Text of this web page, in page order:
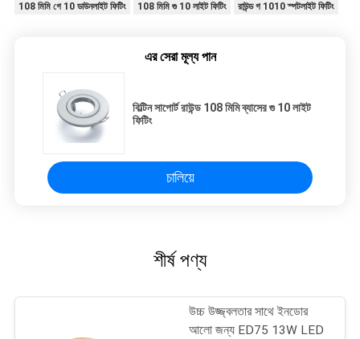
108 মিমি গে 10 ডাউনলাইট ফিটিং 108 মিমি গু 10 লাইট ফিটিং রাউন্ড গ 1010 স্পটলাইট ফিটিং
এর সেরা মূল্য পান
বিল্টিন সাপোর্ট রাউন্ড 108 মিমি ব্যাসের গু 10 লাইট
ফিটিং
চালিয়ে
শীর্ষ পণ্য
উচ্চ উজ্জ্বলতার সাথে ইনডোর
আলো জন্য ED75 13W LED